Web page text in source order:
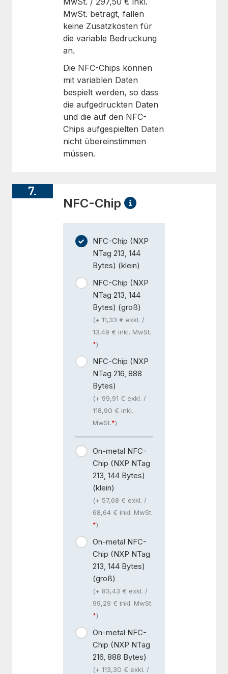
MwSt. beträgt, fallen
keine Zusatzkosten für
die variable Bedruckung
an.
Die NFC-Chips können
mit variablen Daten
bespielt werden, so dass
die aufgedruckten Daten
und die auf den NFC-
Chips aufgespielten Daten
nicht übereinstimmen
müssen.
7.
NFC-Chip
NFC-Chip (NXP
NTag 213, 144
Bytes) (klein)
NFC-Chip (NXP
NTag 213, 144
Bytes) (groß)
(+ 11,33 € exkl. /
13,49 € inkl. MwSt.
)
NFC-Chip (NXP
NTag 216, 888
Bytes)
(+ 99,91 € exkl. /
118,90 € inkl.
MwSt. )
On-metal NFC-
Chip (NXP NTag
213, 144 Bytes)
(klein)
(+ 57,68 € exkl. /
68,64 € inkl. MwSt.
)
On-metal NFC-
Chip (NXP NTag
213, 144 Bytes)
(groß)
(+ 83,43 € exkl. /
99,29 € inkl. MwSt.
)
On-metal NFC-
Chip (NXP NTag
216, 888 Bytes)
(+ 113,30 € exkl. /